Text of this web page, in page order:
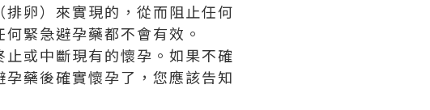
卵）來實現的，從而阻止任何
緊急避孕藥都不會有效。
或中斷現有的懷孕。如果不確
藥後確實懷孕了，您應該告知